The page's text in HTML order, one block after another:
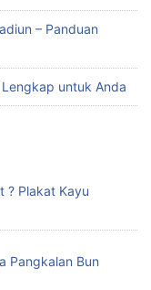
– Panduan
untuk Anda
? Plakat Kayu
Pangkalan Bun